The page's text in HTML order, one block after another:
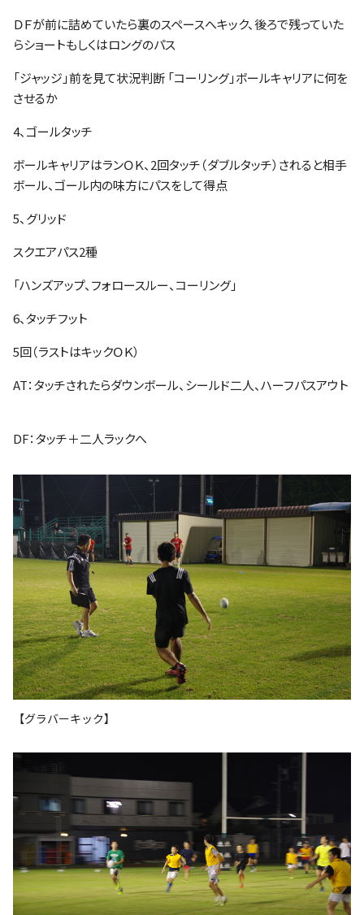
ＤＦが前に詰めていたら裏のスペースへキック、後ろで残っていた
らショートもしくはロングのパス
「ジャッジ」前を見て状況判断 「コーリング」ボールキャリアに何を
させるか
4、ゴールタッチ
ボールキャリアはランＯＫ、2回タッチ（ダブルタッチ）されると相手
ボール、ゴール内の味方にパスをして得点
5、グリッド
スクエアパス2種
「ハンズアップ、フォロースルー、コーリング」
6、タッチフット
5回（ラストはキックＯＫ）
AT：タッチされたらダウンボール、シールド二人、ハーフパスアウト
DF：タッチ＋二人ラックへ
【グラバーキック】